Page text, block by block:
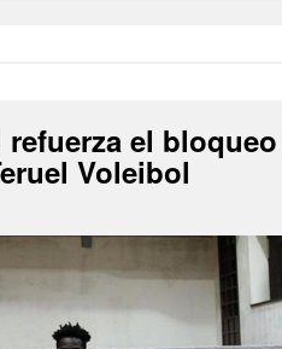
refuerza el bloqueo
Voleibol